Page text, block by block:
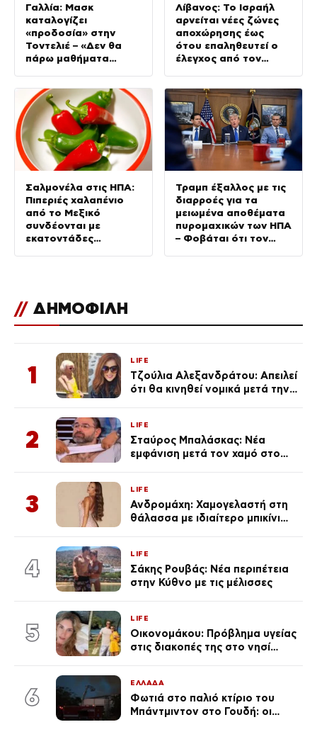
Γαλλία: Μασκ
καταλογίζει
«προδοσία» στην
Τοντελιέ – «Δεν θα
πάρω μαθήματα
Οικολόγων
Λίβανος: Το Ισραήλ
αρνείται νέες ζώνες
αποχώρησης έως
ότου επαληθευτεί ο
έλεγχος από τον
Σαλμονέλα στις ΗΠΑ:
Πιπεριές χαλαπένιο
από το Μεξικό
συνδέονται με
εκατοντάδες
Τραμπ έξαλλος με τις
διαρροές για τα
μειωμένα αποθέματα
πυρομαχικών των ΗΠΑ
– Φοβάται ότι τον
// ΔΗΜΟΦΙΛΗ
1
LIFE
Τζούλια Αλεξανδράτου: Απειλεί
ότι θα κινηθεί νομικά μετά την
2
LIFE
Σταύρος Μπαλάσκας: Νέα
εμφάνιση μετά τον χαμό στο
3
LIFE
Ανδρομάχη: Χαμογελαστή στη
θάλασσα με ιδιαίτερο μπικίνι
4
LIFE
Σάκης Ρουβάς: Νέα περιπέτεια
στην Κύθνο με τις μέλισσες
5
LIFE
Οικονομάκου: Πρόβλημα υγείας
στις διακοπές της στο νησί
6
ΕΛΛΑΔΑ
Φωτιά στο παλιό κτίριο του
Μπάντμιντον στο Γουδή: οι